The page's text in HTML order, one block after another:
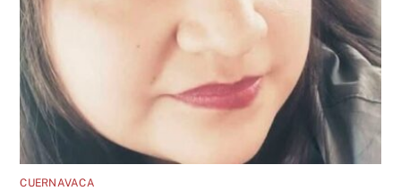
CUERNAVACA